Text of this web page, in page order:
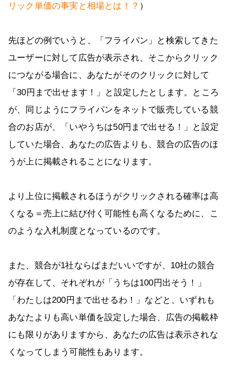
リック単価の事実と相場とは！？ ）
先ほどの例でいうと、「フライパン」と検索してきた
ユーザーに対して広告が表示され、そこからクリック
につながる場合に、あなたがそのクリックに対して
「30円まで出せます！」と設定したとします。ところ
が、同じようにフライパンをネットで販売している競
合のお店が、「いやうちは50円まで出せる！」と設定
していた場合、あなたの広告よりも、競合の広告のほ
うが上に掲載されることになります。
より上位に掲載されるほうがクリックされる確率は高
くなる＝売上に結び付く可能性も高くなるために、こ
のような入札制度となっているのです。
また、競合が1社ならばまだいいですが、10社の競合
が存在して、それぞれが「うちは100円出そう！」
「わたしは200円まで出せるわ！」などと、いずれも
あなたよりも高い単価を設定した場合、広告の掲載枠
にも限りがありますから、あなたの広告は表示されな
くなってしまう可能性もあります。